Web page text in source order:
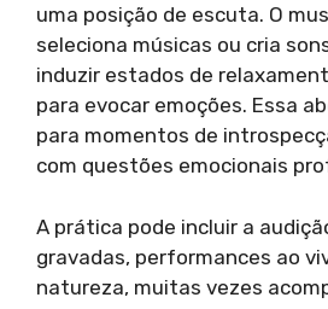
uma posição de escuta. O
seleciona músicas ou cria
induzir estados de
para evocar emoções. Essa
para momentos de
com questões emocionais
A prática pode incluir a
gravadas, performances ao
natureza, muitas vezes